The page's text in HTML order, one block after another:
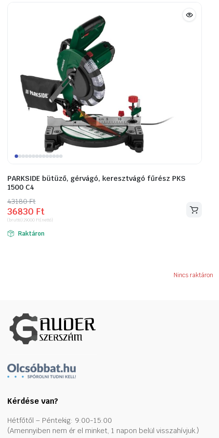
PARKSIDE bütüző, gérvágó, keresztvágó fűrész PKS
1500 C4
43180Ft
Original
price
was:
43180 Ft.
36830 Ft
Current
price
is:
36830 Ft.
(bruttó)29000 Ft(nettó)
Raktáron
Nincs raktáron
Kérdése van?
Hétfőtől – Péntekig: 9:00-15:00
(Amennyiben nem ér el minket, 1 napon belül visszahívjuk.)